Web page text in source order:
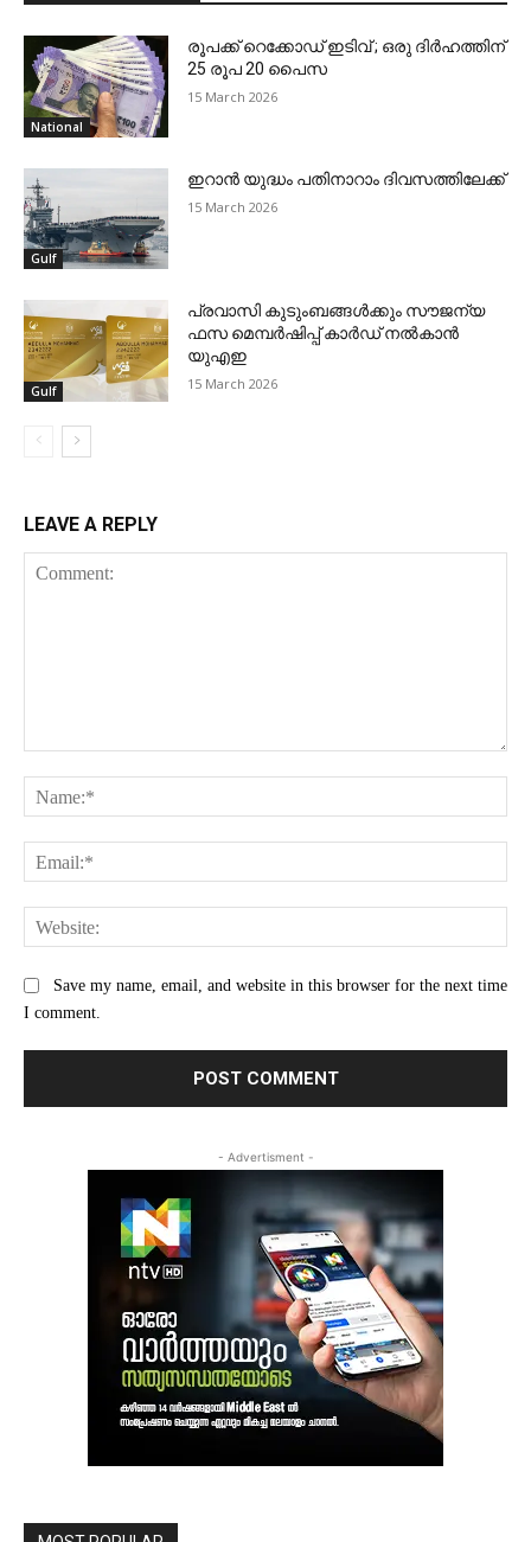
National
രൂപക്ക് റെക്കോഡ് ഇടിവ് ; ഒരു ദിര്‍ഹത്തിന്
25 രൂപ 20 പൈസ
15 March 2026
Gulf
ഇറാന്‍ യുദ്ധം പതിനാറാം ദിവസത്തിലേക്ക്
15 March 2026
Gulf
പ്രവാസി കുടുംബങ്ങള്‍ക്കും സൗജന്യ
ഫസ മെമ്പര്‍ഷിപ്പ് കാര്‍ഡ് നല്‍കാന്‍
യുഎഇ
15 March 2026
LEAVE A REPLY
Save my name, email, and website in this browser for the next time
I comment.
- Advertisment -